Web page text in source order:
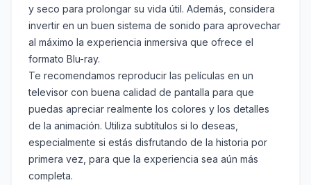
y seco para prolongar su vida útil. Además, considera
invertir en un buen sistema de sonido para aprovechar
al máximo la experiencia inmersiva que ofrece el
formato Blu-ray.
Te recomendamos reproducir las películas en un
televisor con buena calidad de pantalla para que
puedas apreciar realmente los colores y los detalles
de la animación. Utiliza subtítulos si lo deseas,
especialmente si estás disfrutando de la historia por
primera vez, para que la experiencia sea aún más
completa.